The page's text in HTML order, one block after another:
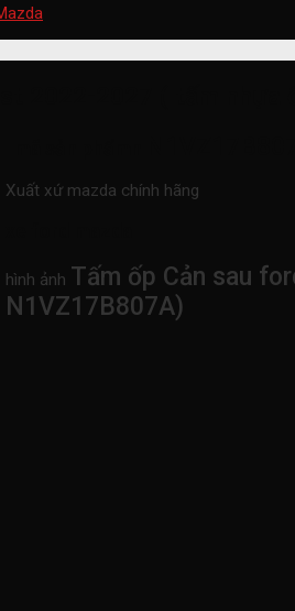
Xuất xứ mazda chính hãng
hình ảnh Tấm ốp Cản sau
N1VZ17B807A)